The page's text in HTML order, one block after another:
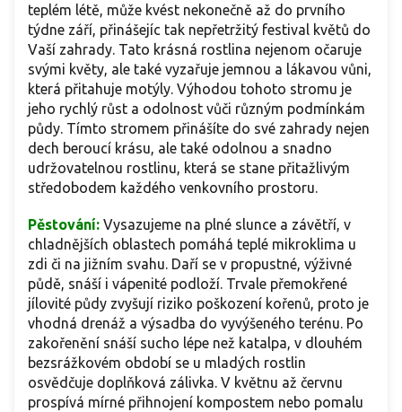
teplém létě, může kvést nekonečně až do prvního
týdne září, přinášejíc tak nepřetržitý festival květů do
Vaší zahrady. Tato krásná rostlina nejenom očaruje
svými květy, ale také vyzařuje jemnou a lákavou vůni,
která přitahuje motýly. Výhodou tohoto stromu je
jeho rychlý růst a odolnost vůči různým podmínkám
půdy. Tímto stromem přinášíte do své zahrady nejen
dech beroucí krásu, ale také odolnou a snadno
udržovatelnou rostlinu, která se stane přitažlivým
středobodem každého venkovního prostoru.
Pěstování: Vysazujeme na plné slunce a závětří, v
chladnějších oblastech pomáhá teplé mikroklima u
zdi či na jižním svahu. Daří se v propustné, výživné
půdě, snáší i vápenité podloží. Trvale přemokřené
jílovité půdy zvyšují riziko poškození kořenů, proto je
vhodná drenáž a výsadba do vyvýšeného terénu. Po
zakořenění snáší sucho lépe než katalpa, v dlouhém
bezsrážkovém období se u mladých rostlin
osvědčuje doplňková zálivka. V květnu až červnu
prospívá mírné přihnojení kompostem nebo pomalu